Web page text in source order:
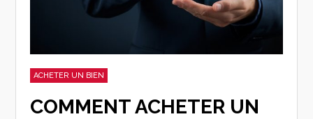
ACHETER UN BIEN
COMMENT ACHETER UN